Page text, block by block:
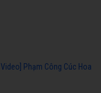
Video] Phạm Công Cúc Hoa